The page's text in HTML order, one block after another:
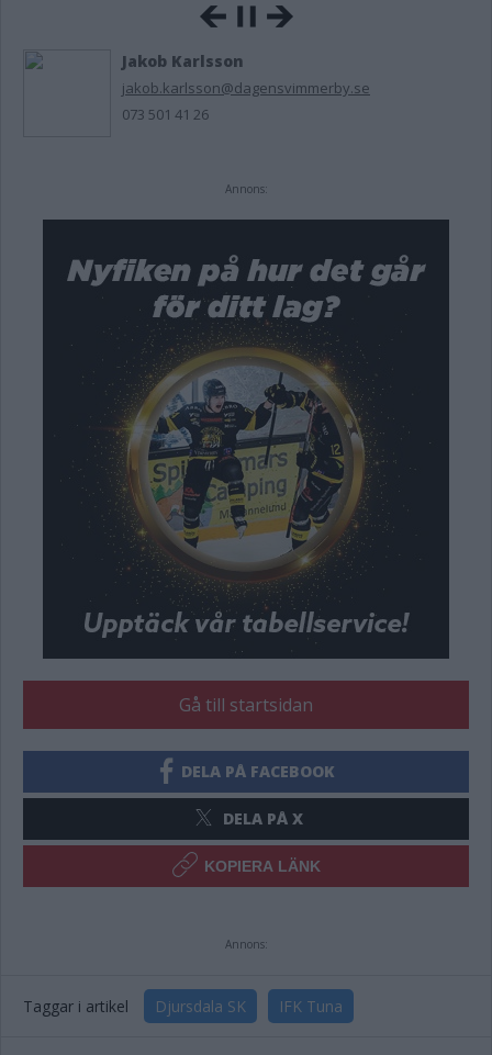
Jakob Karlsson
jakob.karlsson@dagensvimmerby.se
073 501 41 26
Annons:
Gå till startsidan
DELA PÅ FACEBOOK
DELA PÅ X
KOPIERA LÄNK
Annons:
Taggar i artikel Djursdala SK IFK Tuna